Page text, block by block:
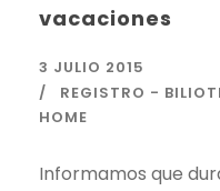
vacaciones
3 JULIO 2015
REGISTRO -
HOME
Informamos que